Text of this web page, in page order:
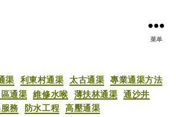
菜单
分
类
渠 利東村通渠 太古通渠
專業通渠方法
通渠 維修水喉 薄扶林通渠 通沙井
務
防水工程 高壓通渠